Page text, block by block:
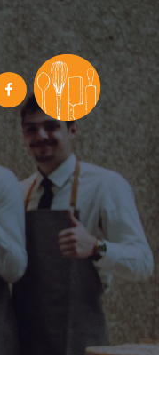
Facebook